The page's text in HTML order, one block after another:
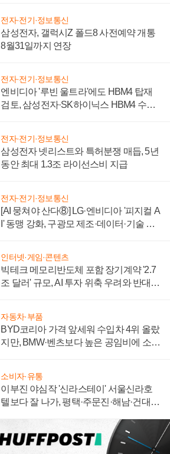
전자·전기·정보통신
삼성전자, 갤럭시Z 폴드8 사전예약 개통
8월31일까지 연장
전자·전기·정보통신
엔비디아 '루빈 울트라'에도 HBM4 탑재
검토, 삼성전자·SK하이닉스 HBM4 수율
전자·전기·정보통신
삼성전자 넷리스트와 특허분쟁 매듭, 5년
동안 최대 1.3조 라이선스비 지급
전자·전기·정보통신
[AI 뭉쳐야 산다⑧] LG·엔비디아 '피지컬 A
I' 동맹 강화, 구광모 제조·데이터·기술 결
인터넷·게임·콘텐츠
빅테크 메모리반도체 포함 장기계약 '2.7
조 달러' 규모, AI 투자 위축 우려와 반대
자동차·부품
BYD코리아 가격 앞세워 수입차 4위 올랐
지만, BMW·벤츠보다 높은 공임비에 소비
소비자·유통
이부진 야심작 '신라스테이' 서울신라호
텔보다 잘 나가, 평택·주문진·해남·건대로